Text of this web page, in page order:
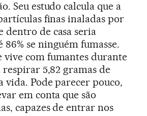
Seu estudo calcula que a
finas inaladas por
dentro de casa seria
se ninguém fumasse.
vive com fumantes durante
respirar 5,82 gramas de
vida. Pode parecer pouco,
em conta que são
capazes de entrar nos